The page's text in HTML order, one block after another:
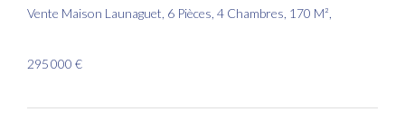
Vente Maison Launaguet, 6 Pièces, 4 Chambres, 170 M²,
295 000 €